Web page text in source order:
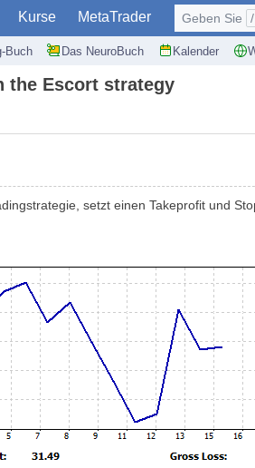
Kurse MetaTrader
Buch Das NeuroBuch Kalender
Geben Sie /
the Escort strategy
setzt einen Takeprofit und